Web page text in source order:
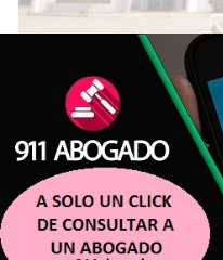
La crisis de
busca reducir
en Córdoba por
mercado de
ECONOMÍA